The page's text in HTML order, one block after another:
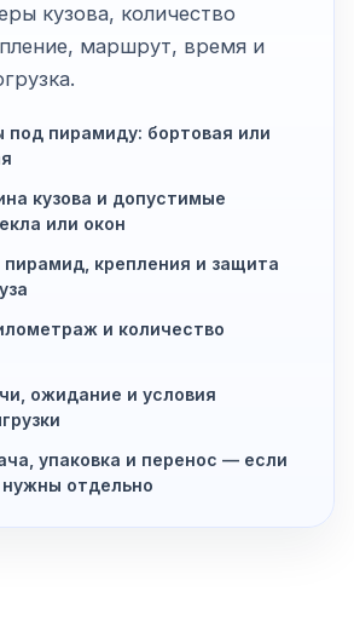
кузова, количество
маршрут, время и
пирамиду: бортовая или
кузова и допустимые
или окон
пирамид, крепления и защита
и количество
ожидание и условия
упаковка и перенос — если
отдельно